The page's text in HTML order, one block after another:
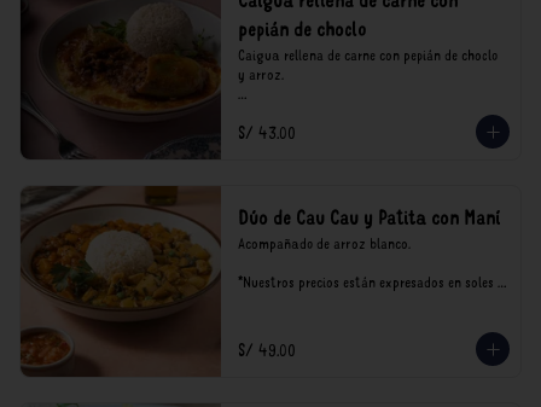
pepián de choclo
Caigua rellena de carne con pepián de choclo
y arroz.
*Nuestros precios están expresados en soles e
incluyen impuestos de ley y recargo al
S/ 43.00
Dúo de Cau Cau y Patita con Maní
Acompañado de arroz blanco.
*Nuestros precios están expresados en soles e
S/ 49.00